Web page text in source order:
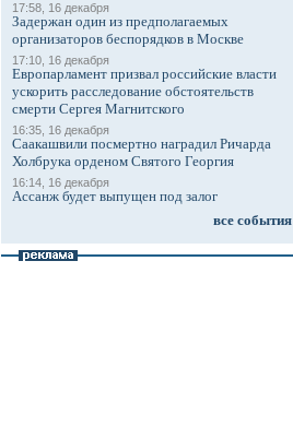
17:58, 16 декабря
Задержан один из предполагаемых
организаторов беспорядков в Москве
17:10, 16 декабря
Европарламент призвал российские власти
ускорить расследование обстоятельств
смерти Сергея Магнитского
16:35, 16 декабря
Саакашвили посмертно наградил Ричарда
Холбрука орденом Святого Георгия
16:14, 16 декабря
Ассанж будет выпущен под залог
все события